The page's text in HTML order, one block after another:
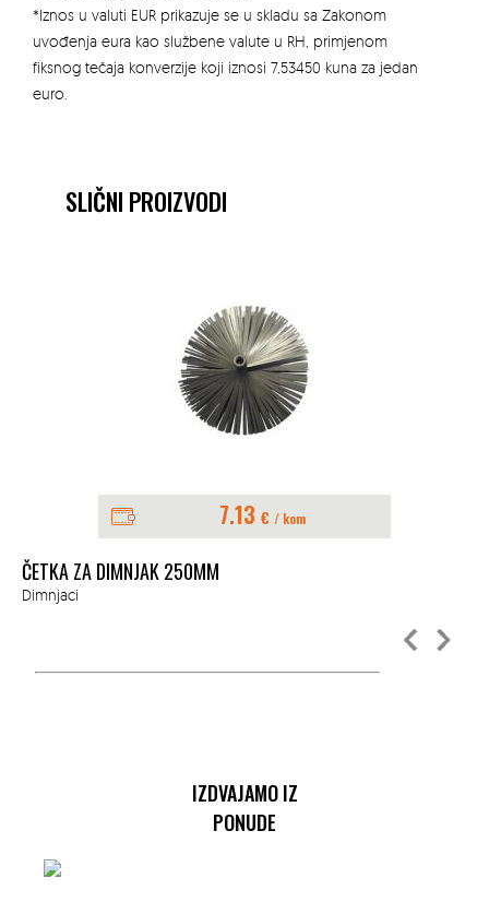
*Iznos u valuti EUR prikazuje se u skladu sa Zakonom
uvođenja eura kao službene valute u RH, primjenom
fiksnog tečaja konverzije koji iznosi 7,53450 kuna za jedan
euro.
SLIČNI PROIZVODI
7.13 € / kom
ČETKA ZA DIMNJAK 250MM
Dimnjaci
IZDVAJAMO IZ
PONUDE